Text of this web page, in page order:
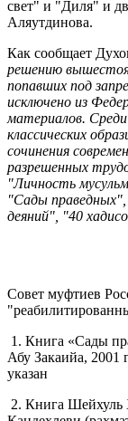
свет" и "Диля" и
Аляутдинова.
Как сообщает
решению
попавших под
исключено из
материалов.
классических
сочинения
разрешенных
"Личность
"Сады
деяний", "40
Совет муфтиев
1. Книга «Сады
Абу Закаийа, 2001
указан
2. Книга Шейхуль